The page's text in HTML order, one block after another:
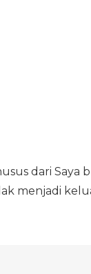
dari Saya
menjadi